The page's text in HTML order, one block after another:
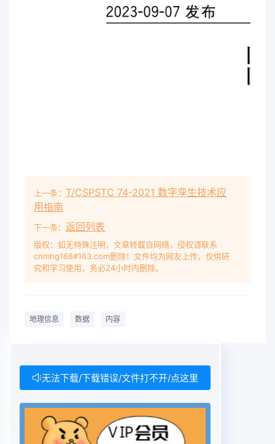
上一条： T/CSPSTC 74-2021 数字孪生技术应
用指南
下一条： 返回列表
版权：如无特殊注明，文章转载自网络，侵权请联系
cnmhg168#163.com删除！文件均为网友上传，仅供研
究和学习使用，务必24小时内删除。
地理信息 数据 内容
无法下载/下载错误/文件打不开/点这里